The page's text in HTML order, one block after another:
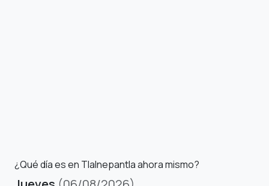
¿Qué día es en Tlalnepantla ahora mismo?